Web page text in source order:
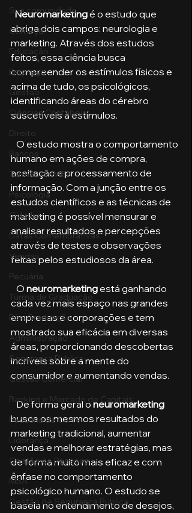
Sua comunidade
Começar
Educação
Emprego
Gestão
Ciências Contábeis
Direito
Bancos
Turmas de MBA
Psicologia
Cidades
Datas Comemorativas
Vendas
Pecuária
Turma de Graduação
Pós-Graduação
Administração
Segurança Publica
Gestão Comercial
Banking e Mercado de Capitais
Pecuária de Corte
Liderança
Gestão de Pessoas
MBA
Gestão de Segurança Publica
  Neuromarketing
é o estudo que
abriga dois campos: neurologia e
marketing. Através dos estudos
feitos, essa ciência busca
compreender os estímulos físicos e
acima de tudo, os psicológicos,
identificando áreas do cérebro
suscetíveis à estímulos.
humano em ações de compra,
aceitação e processamento de
informação. Com a junção entre os
estudos científicos e as técnicas de
marketing é possível mensurar e
analisar resultados e percepções
através de testes e observações
feitas pelos estudiosos da área.
   O
neuromarketing está ganhando
cada vez mais espaço nas grandes
empresas e corporações e tem
mostrado sua eficácia em diversas
áreas, proporcionando descobertas
incríveis sobre a mente do
consumidor e aumentando vendas.
   De forma geral o
neuromarketing
busca os mesmos resultados do
marketing tradicional, aumentar
vendas e melhorar estratégias, mas
de forma muito mais eficaz e com
ênfase no comportamento
psicológico humano. O estudo se
baseia no entendimento de desejos,